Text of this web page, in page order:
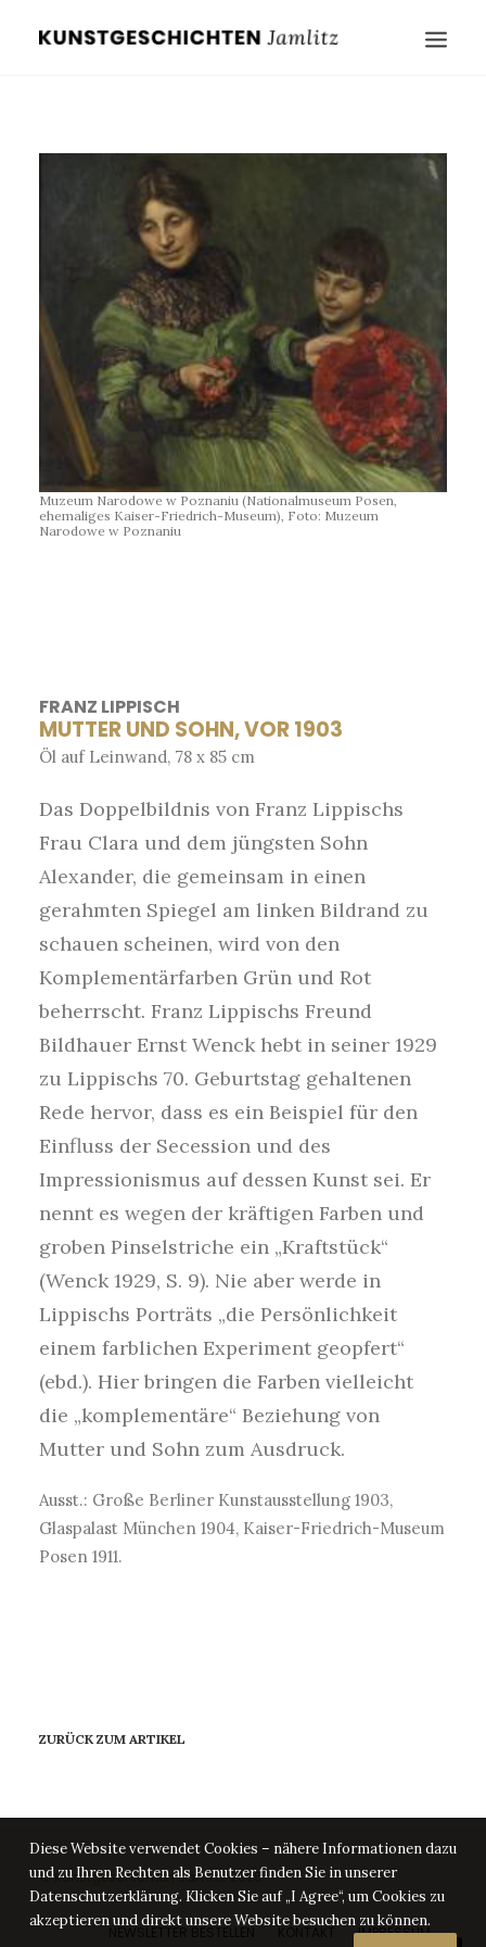
Muzeum Narodowe w Poznaniu (Nationalmuseum Posen,
ehemaliges Kaiser-Friedrich-Museum), Foto: Muzeum
Narodowe w Poznaniu
FRANZ LIPPISCH
MUTTER UND SOHN, VOR 1903
Öl auf Leinwand, 78 x 85 cm
Das Doppelbildnis von Franz Lippischs
Frau Clara und dem jüngsten Sohn
Alexander, die gemeinsam in einen
gerahmten Spiegel am linken Bildrand zu
schauen scheinen, wird von den
Komplementärfarben Grün und Rot
beherrscht. Franz Lippischs Freund
Bildhauer Ernst Wenck hebt in seiner 1929
zu Lippischs 70. Geburtstag gehaltenen
Rede hervor, dass es ein Beispiel für den
Einfluss der Secession und des
Impressionismus auf dessen Kunst sei. Er
nennt es wegen der kräftigen Farben und
groben Pinselstriche ein „Kraftstück“
(Wenck 1929, S. 9). Nie aber werde in
Lippischs Porträts „die Persönlichkeit
einem farblichen Experiment geopfert“
(ebd.). Hier bringen die Farben vielleicht
die „komplementäre“ Beziehung von
Mutter und Sohn zum Ausdruck.
Ausst.: Große Berliner Kunstausstellung 1903,
Glaspalast München 1904, Kaiser-Friedrich-Museum
Posen 1911.
ZURÜCK ZUM ARTIKEL
© Kunstgeschichten Jamlitz 2025
IMPRESSUM
Diese Website verwendet Cookies – nähere Informationen dazu
und zu Ihren Rechten als Benutzer finden Sie in unserer
Datenschutzerklärung. Klicken Sie auf „I Agree“, um Cookies zu
akzeptieren und direkt unsere Website besuchen zu können.